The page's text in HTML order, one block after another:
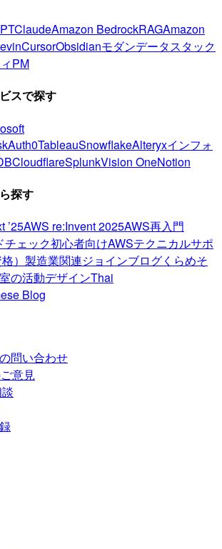
ClaudeAmazon BedrockRAGAmazon
CursorObsidianモダンデータスタック
PM
スで探す
Auth0TableauSnowflakeAlteryxインフォ
CloudflareSplunkVision OneNotion
探す
’25AWS re:Invent 2025AWS再入門
チェック初心者向けAWSテクニカルサポ
） 製造業関連ジョインブログくらめそ
の活動デザインThai
Blog
問い合わせ
意見